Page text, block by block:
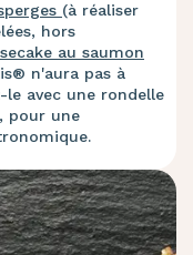
(à réaliser
hors
au saumon
n'aura pas à
avec une rondelle
pour une